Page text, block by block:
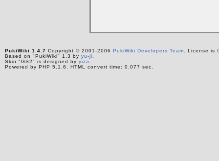
PukiWiki 1.4.7 Copyright © 2001-2006 PukiWiki Developers Team . License is
Based on "PukiWiki" 1.3 by yu-ji
Skin "GS2" is designed by yiza
Powered by PHP 5.1.6. HTML convert time: 0.077 sec.